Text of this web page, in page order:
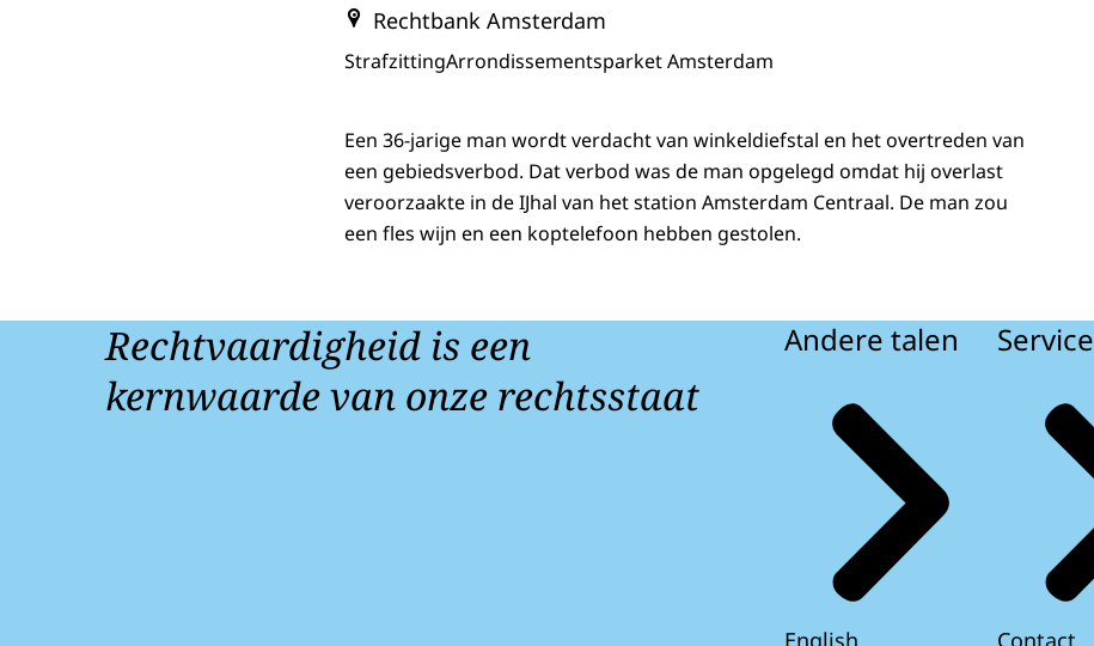
Rechtbank Amsterdam
StrafzittingArrondissementsparket Amsterdam
Een 36-jarige man wordt verdacht van winkeldiefstal en het overtreden van
een gebiedsverbod. Dat verbod was de man opgelegd omdat hij overlast
veroorzaakte in de IJhal van het station Amsterdam Centraal. De man zou
een fles wijn en een koptelefoon hebben gestolen.
Rechtvaardigheid is een
kernwaarde van onze rechtsstaat
Andere talen
English
Service
Contact